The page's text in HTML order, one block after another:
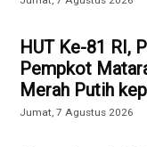
HUT Ke-81 RI,
Pempkot
Merah Putih
Jumat, 7 Agustus 2026